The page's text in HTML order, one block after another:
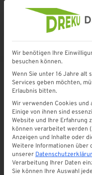
Startseite»Shop»Rohrmuffe zum
Wir benötigen Ihre
besuchen können.
Wenn Sie unter 16 Jahre alt
Services geben möchten,
Erlaubnis bitten.
Wir verwenden Cookies und
Einige von ihnen sind
Website und Ihre Erfahrung
können verarbeitet werden
Anzeigen und Inhalte oder
Weitere Informationen über
unserer
Verarbeitung Ihrer Daten
Sie können Ihre Auswahl